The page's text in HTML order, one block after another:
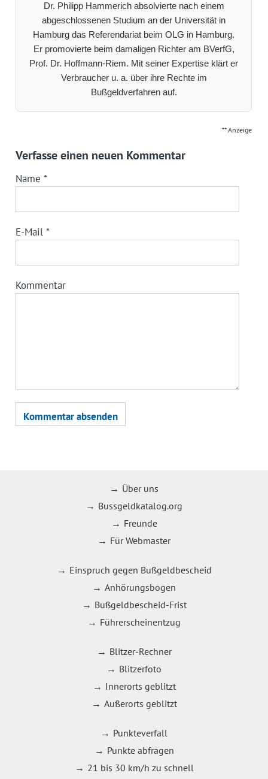
Dr. Philipp Hammerich absolvierte nach einem
abgeschlossenen Studium an der Universität in
Hamburg das Referendariat beim OLG in Hamburg.
Er promovierte beim damaligen Richter am BVerfG,
Prof. Dr. Hoffmann-Riem. Mit seiner Expertise klärt er
Verbraucher u. a. über ihre Rechte im
Bußgeldverfahren auf.
** Anzeige
Verfasse einen neuen Kommentar
Name *
E-Mail *
Kommentar
Über uns
Bussgeldkatalog.org
Freunde
Für Webmaster
Einspruch gegen Bußgeldbescheid
Anhörungsbogen
Bußgeldbescheid-Frist
Führerscheinentzug
Blitzer-Rechner
Blitzerfoto
Innerorts geblitzt
Außerorts geblitzt
Punkteverfall
Punkte abfragen
21 bis 30 km/h zu schnell